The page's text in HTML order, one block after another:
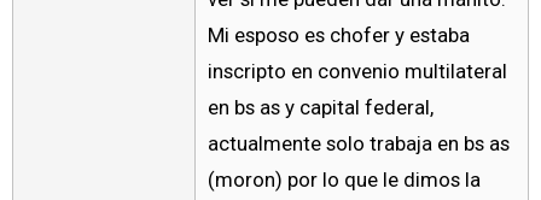
Mi esposo es chofer y estaba
inscripto en convenio multilateral
en bs as y capital federal,
actualmente solo trabaja en bs as
(moron) por lo que le dimos la